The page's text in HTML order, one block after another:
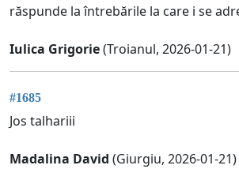
răspunde la întrebările la care i se
Iulica Grigorie(Troianul, 2026-01-21)
#1685
Jos talhariii
Madalina David (Giurgiu, 2026-01-21)